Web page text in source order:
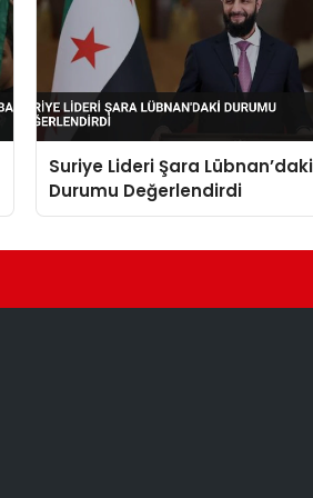
Suriye Lideri Şara Lübnan’daki
Durumu Değerlendirdi